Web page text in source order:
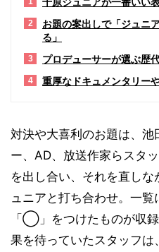
2
お題の案出しで「ジュニ
る」
3 プロデューサーが選ぶ歴
4 重厚なドキュメンタリー
対決や大喜利のお題は、池
ー、AD、放送作家らスタ
を出し合い、それを直し
ュニアと打ち合わせ。一
「◯」をつけたものが収
果を待っていたスタッフ